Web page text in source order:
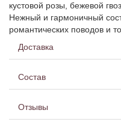
кустовой розы, бежевой
Нежный и гармоничный
романтических поводов и
Доставка
Состав
Отзывы